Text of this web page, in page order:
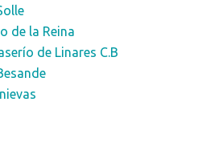
de la Reina
de Linares C.B